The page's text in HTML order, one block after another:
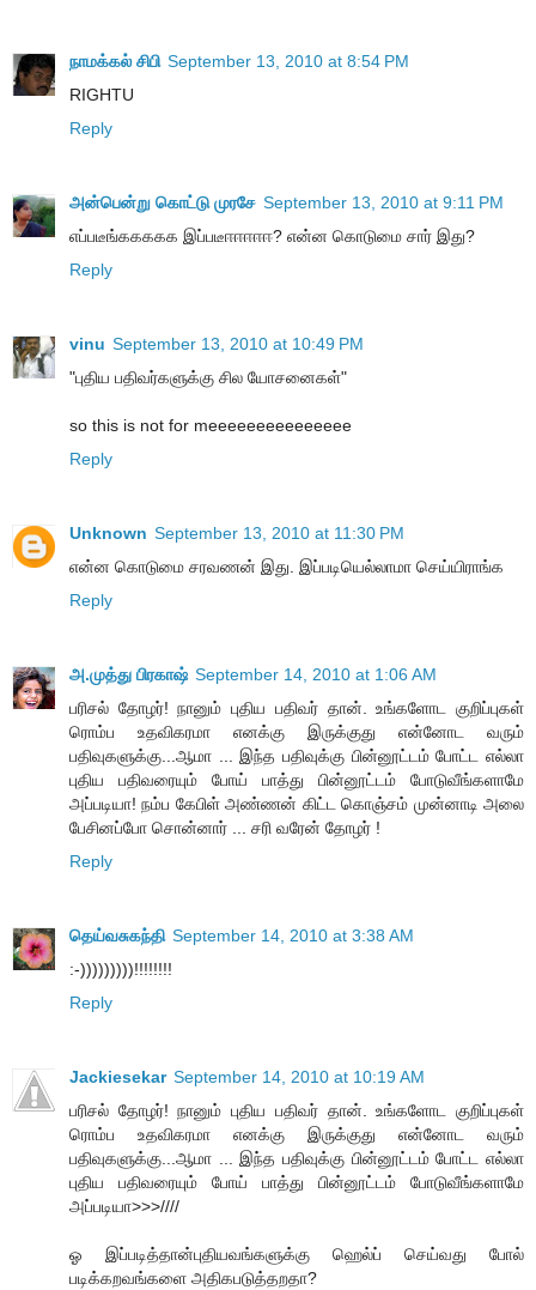
நாமக்கல் சிபி September 13, 2010 at 8:54 PM
RIGHTU
Reply
அன்பென்று கொட்டு முரசே September 13, 2010 at 9:11 PM
எப்படீங்ககககக இப்படீஈஈஈஈஈ? என்ன கொடுமை சார் இது?
Reply
vinu September 13, 2010 at 10:49 PM
"புதிய பதிவர்களுக்கு சில யோசனைகள்"
so this is not for meeeeeeeeeeeeeee
Reply
Unknown September 13, 2010 at 11:30 PM
என்ன கொடுமை சரவணன் இது. இப்படியெல்லாமா செய்யிராங்க
Reply
அ.முத்து பிரகாஷ் September 14, 2010 at 1:06 AM
பரிசல் தோழர்! நானும் புதிய பதிவர் தான். உங்களோட குறிப்புகள்
ரொம்ப உதவிகரமா எனக்கு இருக்குது என்னோட வரும்
பதிவுகளுக்கு...ஆமா ... இந்த பதிவுக்கு பின்னூட்டம் போட்ட எல்லா
புதிய பதிவரையும் போய் பாத்து பின்னூட்டம் போடுவீங்களாமே
அப்படியா! நம்ப கேபிள் அண்ணன் கிட்ட கொஞ்சம் முன்னாடி அலை
பேசினப்போ சொன்னார் ... சரி வரேன் தோழர் !
Reply
தெய்வசுகந்தி September 14, 2010 at 3:38 AM
:-)))))))))!!!!!!!!
Reply
Jackiesekar September 14, 2010 at 10:19 AM
பரிசல் தோழர்! நானும் புதிய பதிவர் தான். உங்களோட குறிப்புகள்
ரொம்ப உதவிகரமா எனக்கு இருக்குது என்னோட வரும்
பதிவுகளுக்கு...ஆமா ... இந்த பதிவுக்கு பின்னூட்டம் போட்ட எல்லா
புதிய பதிவரையும் போய் பாத்து பின்னூட்டம் போடுவீங்களாமே
அப்படியா>>>////
ஓ இப்படித்தான்புதியவங்களுக்கு ஹெல்ப் செய்வது போல்
படிக்கறவங்களை அதிகபடுத்தறதா?